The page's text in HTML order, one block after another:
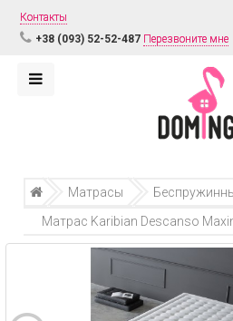
Контакты
+38 (093) 52-52-487 Перезвоните мне
Матрасы
Матрас Karibian Descanso